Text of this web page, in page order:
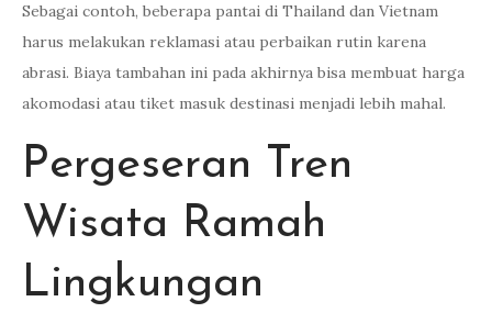
Sebagai contoh, beberapa pantai di Thailand dan Vietnam
harus melakukan reklamasi atau perbaikan rutin karena
abrasi. Biaya tambahan ini pada akhirnya bisa membuat harga
akomodasi atau tiket masuk destinasi menjadi lebih mahal.
Pergeseran Tren
Wisata Ramah
Lingkungan